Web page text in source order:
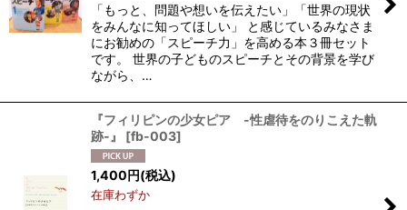
「もっと、問題や想いを伝えたい」「世界の現状
をみんなに知ってほしい」 と感じているみなさま
にお勧めの「スピーチ力」を高める本３冊セット
です。 世界の子どものスピーチとその背景を学び
ながら、…
『フィリピンの少女ピア -性虐待をのりこえた軌
跡-』
[fb-003]
1,400円(税込)
在庫わずか